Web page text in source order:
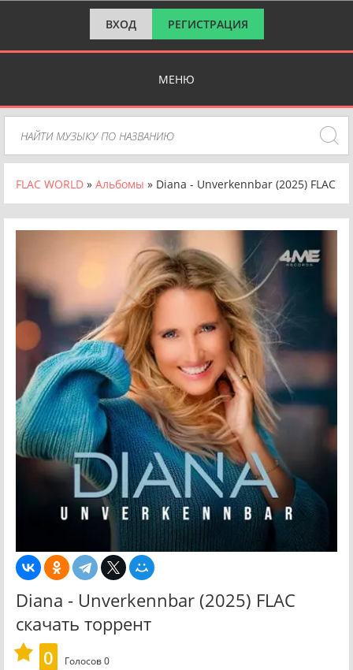
ВХОД РЕГИСТРАЦИЯ
МЕНЮ
FLAC WORLD » Альбомы » Diana - Unverkennbar (2025) FLAC
Diana - Unverkennbar (2025) FLAC
скачать торрент
0
Голосов0